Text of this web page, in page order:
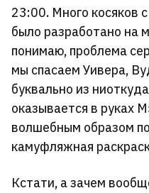
23:00. Много косяков
было разработано на
понимаю, проблема
мы спасаем Уивера,
буквально из
оказывается в руках
волшебным образом
камуфляжная
Кстати, а зачем